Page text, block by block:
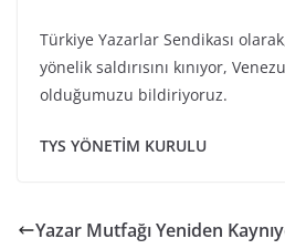
Türkiye Yazarlar Sendikası
yönelik saldırısını kınıyor,
olduğumuzu bildiriyoruz.
TYS YÖNETİM KURULU
Yazar Mutfağı Yeniden